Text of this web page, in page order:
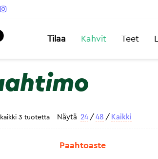
Tilaa Kahvit Teet
3 tuotetta Näytä 24 / 48 / Kaikki
Paahtoaste